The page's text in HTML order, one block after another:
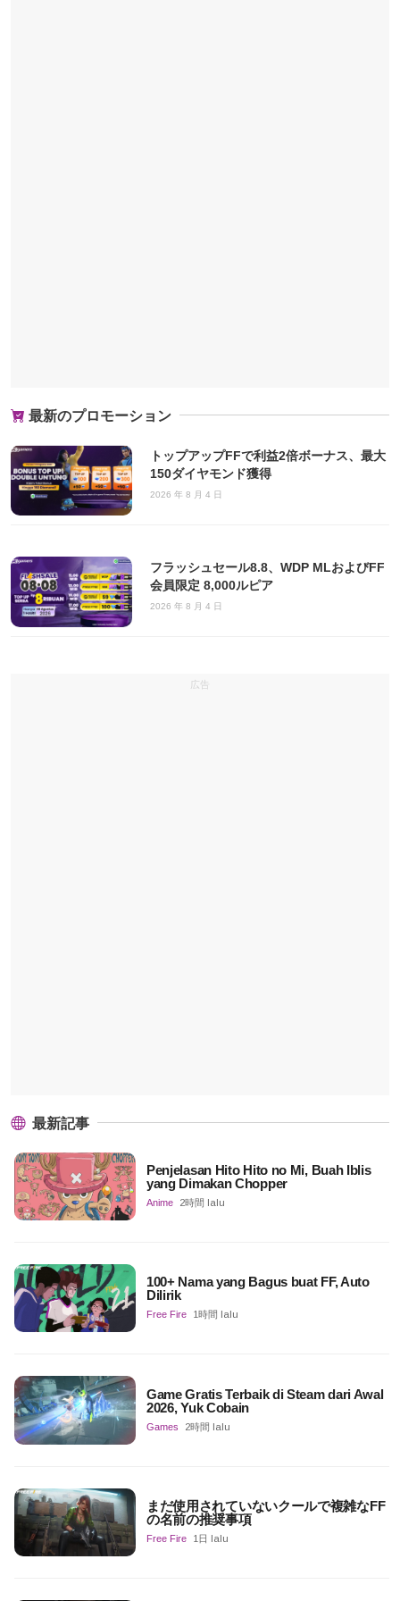
最新のプロモーション
トップアップFFで利益2倍ボーナス、最大
150ダイヤモンド獲得
2026 年 8 月 4 日
フラッシュセール8.8、WDP MLおよびFF
会員限定 8,000ルピア
2026 年 8 月 4 日
広告
最新記事
Penjelasan Hito Hito no Mi, Buah Iblis
yang Dimakan Chopper
Anime 2時間 lalu
100+ Nama yang Bagus buat FF, Auto
Dilirik
Free Fire 1時間 lalu
Game Gratis Terbaik di Steam dari Awal
2026, Yuk Cobain
Games 2時間 lalu
まだ使用されていないクールで複雑なFF
の名前の推奨事項
Free Fire 1日 lalu